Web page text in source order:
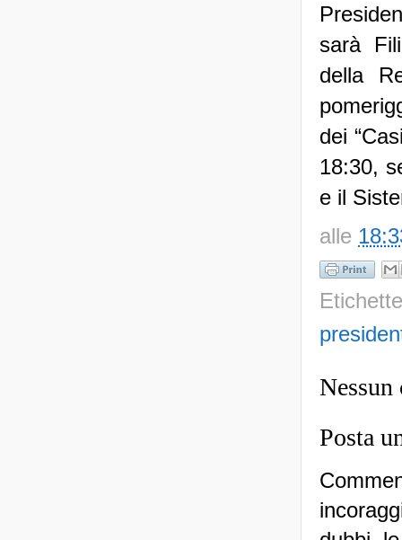
sarà
della
dei
18:30,
e il
alle
Nessun
Posta